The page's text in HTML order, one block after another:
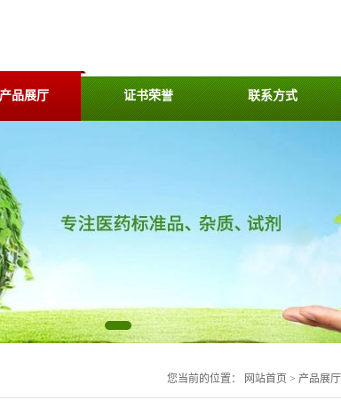
产品展厅 证书荣誉 联系方式
您当前的位置： 网站首页 > 产品展厅